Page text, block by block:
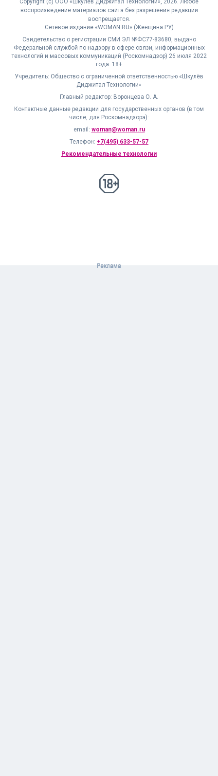
Copyright (с) ООО «Шкулёв Диджитал Технологии», 2026. Любое
воспроизведение материалов сайта без разрешения редакции
воспрещается.
Сетевое издание «WOMAN.RU» (Женщина.РУ)
Свидетельство о регистрации СМИ ЭЛ №ФС77-83680, выдано
Федеральной службой по надзору в сфере связи, информационных
технологий и массовых коммуникаций (Роскомнадзор) 26 июля 2022
года. 18+
Учредитель: Общество с ограниченной ответственностью «Шкулёв
Диджитал Технологии»
Главный редактор: Воронцева О. А.
Контактные данные редакции для государственных органов (в том
числе, для Роскомнадзора):
email: woman@woman.ru
Телефон: +7(495) 633-57-57
Рекомендательные технологии
18+